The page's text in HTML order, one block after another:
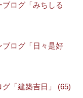
ブログ「みちしる
ブログ「日々是好
「建築吉日」 (65)